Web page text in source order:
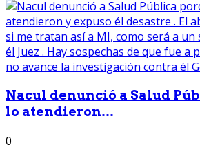
Nacul denunció a Salud
lo atendieron...
0